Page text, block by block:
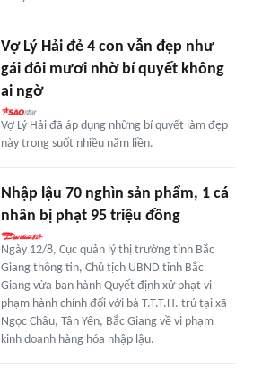
Vợ Lý Hải đẻ 4 con vẫn đẹp như
gái đôi mươi nhờ bí quyết không
ai ngờ
Vợ Lý Hải đã áp dụng những bí quyết làm đẹp
này trong suốt nhiều năm liền.
Nhập lậu 70 nghìn sản phẩm, 1 cá
nhân bị phạt 95 triệu đồng
Ngày 12/8, Cục quản lý thị trường tỉnh Bắc
Giang thông tin, Chủ tịch UBND tỉnh Bắc
Giang vừa ban hành Quyết định xử phạt vi
phạm hành chính đối với bà T.T.T.H. trú tại xã
Ngọc Châu, Tân Yên, Bắc Giang về vi phạm
kinh doanh hàng hóa nhập lậu.